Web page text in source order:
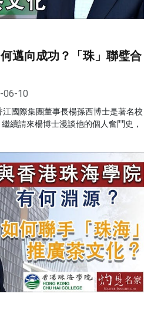
邁向成功？「珠」聯璧合
06-10
國際集團董事長楊孫西博士是著名校
續請來楊博士漫談他的個人奮鬥史，